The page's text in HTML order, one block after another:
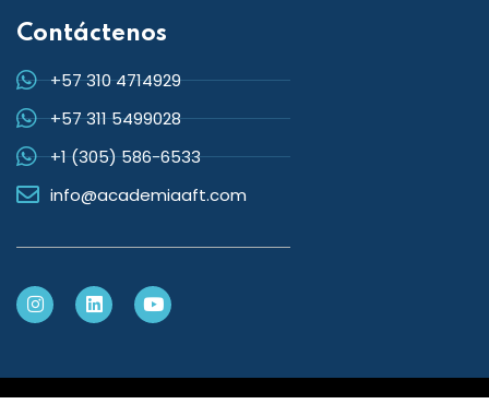
Contáctenos
+57 310 4714929
+57 311 5499028
+1 (305) 586-6533
info@academiaaft.com